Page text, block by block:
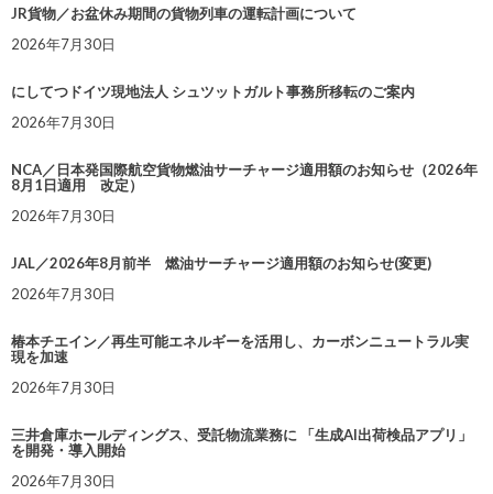
JR貨物／お盆休み期間の貨物列車の運転計画について
2026年7月30日
にしてつドイツ現地法人 シュツットガルト事務所移転のご案内
2026年7月30日
NCA／日本発国際航空貨物燃油サーチャージ適用額のお知らせ（2026年
8月1日適用 改定）
2026年7月30日
JAL／2026年8月前半 燃油サーチャージ適用額のお知らせ(変更)
2026年7月30日
椿本チエイン／再生可能エネルギーを活用し、カーボンニュートラル実
現を加速
2026年7月30日
三井倉庫ホールディングス、受託物流業務に 「生成AI出荷検品アプリ」
を開発・導入開始
2026年7月30日